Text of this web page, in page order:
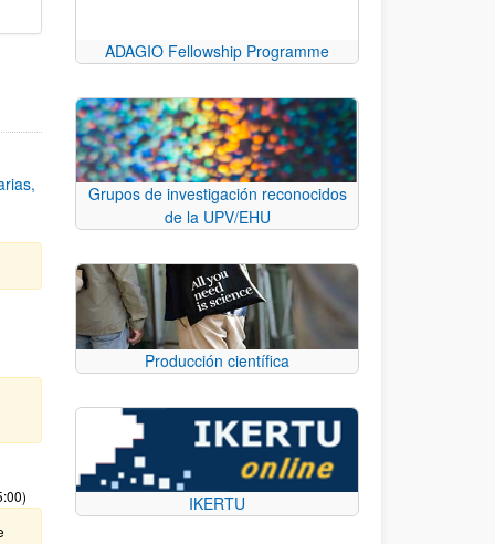
ADAGIO Fellowship Programme
Grupos de investigación reconocidos
de la UPV/EHU
Producción científica
IKERTU